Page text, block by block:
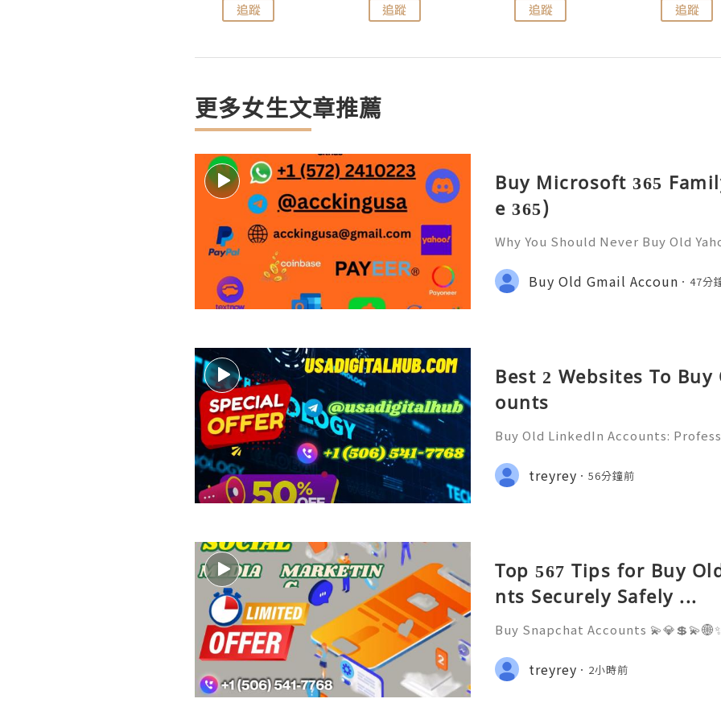
追蹤 追蹤 追蹤 追蹤
更多女生文章推薦
Buy Microsoft 365
e 365)
Why You Should Never Buy Old
onal communication, business
ccount recovery. Because of
Buy Old Gmail Accoun 47分
Best 2 Websites To
ounts
Buy Old LinkedIn Accounts:
ide 2026) 💫💎💲💫🌐✨💎Fast &
rt 💫💎💲💫🌐✨💎WhatsApp :+1
treyrey 56分鐘前
Top 567 Tips for Buy
nts Securely Safely ...
Buy Snapchat Accounts
💫💎💲💫🌐✨💎Telegram:
d: usadigitalhub
treyrey 2小時前